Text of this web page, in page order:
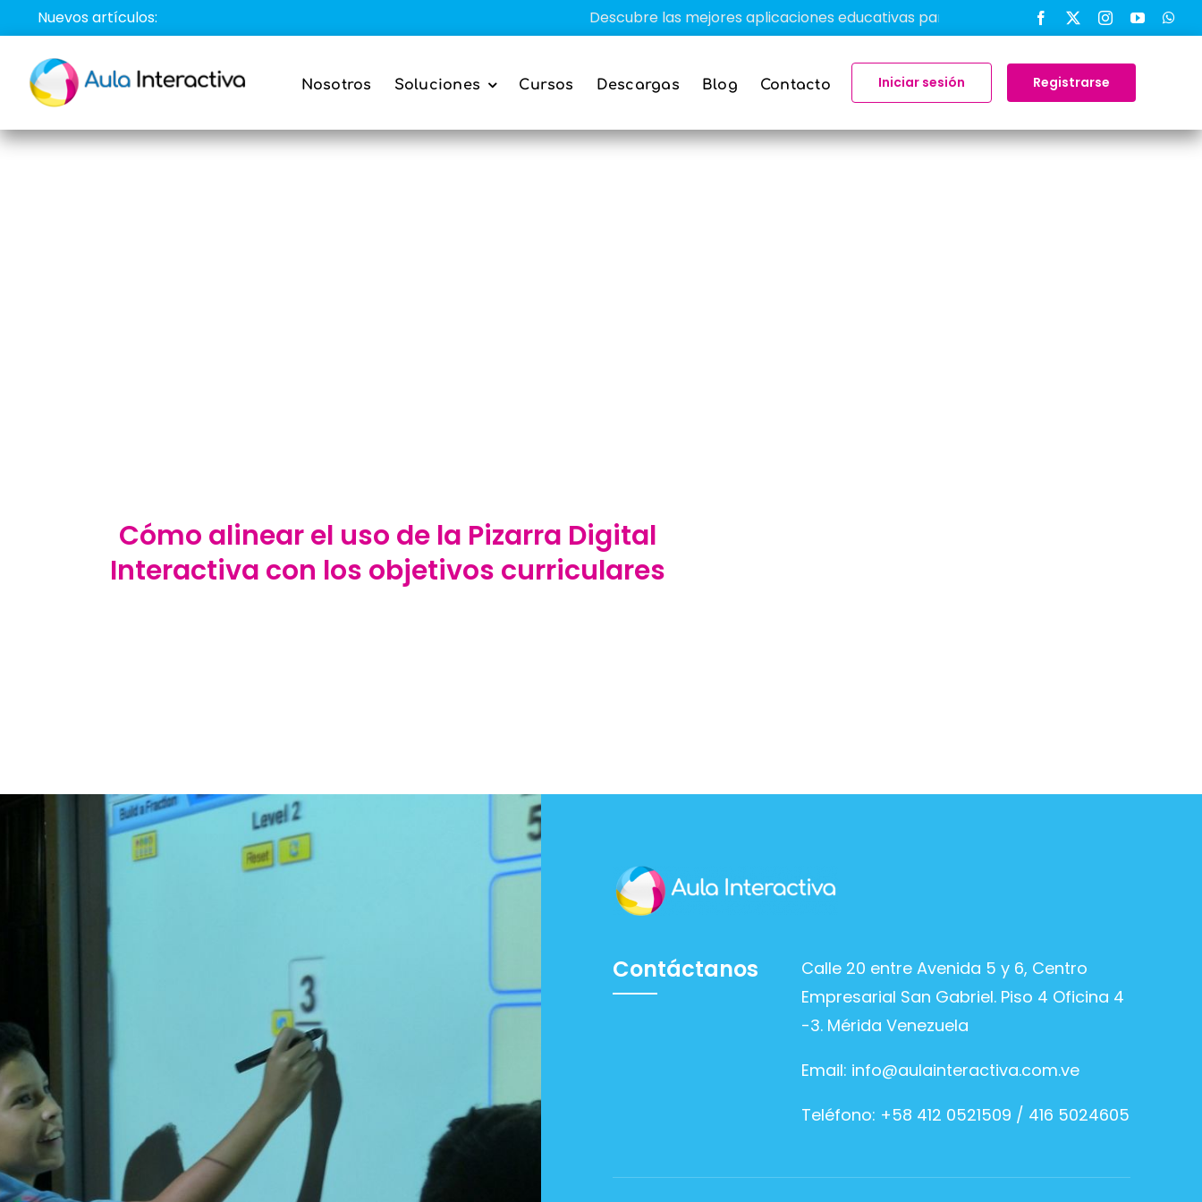
Saltar
al
contenido
Nuevos artículos: Descubre las mejores aplicaciones educativas para transformar el aprendizaje en el aula
Nosotros Soluciones Cursos Descargas Blog Contacto Iniciar sesión Registrarse
Cómo alinear el uso de la Pizarra Digital
Interactiva con los objetivos curriculares
Contáctanos
Calle 20 entre Avenida 5 y 6, Centro
Empresarial San Gabriel. Piso 4 Oficina 4
-3. Mérida Venezuela
Email: info@aulainteractiva.com.ve
Teléfono: +58 412 0521509 / 416 5024605